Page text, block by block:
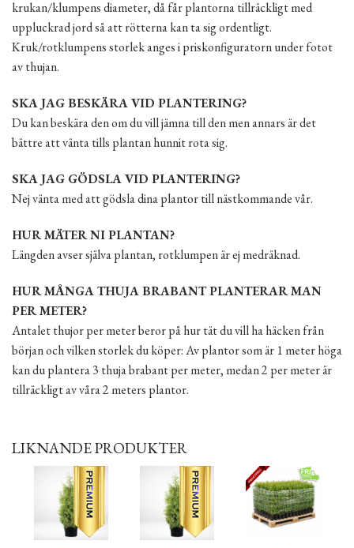
krukan/klumpens diameter, då får plantorna tillräckligt med
uppluckrad jord så att rötterna kan ta sig ordentligt.
Kruk/rotklumpens storlek anges i priskonfiguratorn under fotot
av thujan.
SKA JAG BESKÄRA VID PLANTERING?
Du kan beskära den om du vill jämna till den men annars är det
bättre att vänta tills plantan hunnit rota sig.
SKA JAG GÖDSLA VID PLANTERING?
Nej vänta med att gödsla dina plantor till nästkommande vår.
HUR MÄTER NI PLANTAN?
Längden avser själva plantan, rotklumpen är ej medräknad.
HUR MÅNGA THUJA BRABANT PLANTERAR MAN
PER METER?
Antalet thujor per meter beror på hur tät du vill ha häcken från
början och vilken storlek du köper: Av plantor som är 1 meter höga
kan du plantera 3 thuja brabant per meter, medan 2 per meter är
tillräckligt av våra 2 meters plantor.
LIKNANDE PRODUKTER